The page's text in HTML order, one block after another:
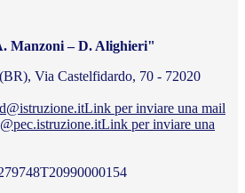
Manzoni – D. Alighieri"
Via Castelfidardo, 70 - 72020
Link per inviare una mail
Link per inviare una